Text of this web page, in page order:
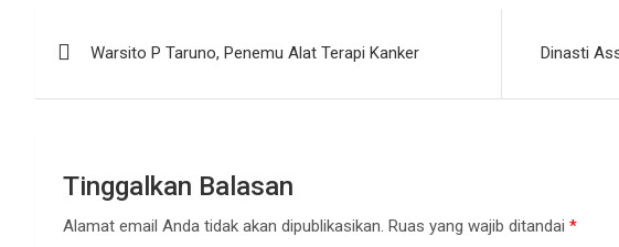
Warsito P Taruno, Penemu Alat Terapi Kanker Dinasti
Tinggalkan Balasan
Alamat email Anda tidak akan dipublikasikan. Ruas yang wajib ditandai *